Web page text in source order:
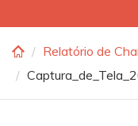
Relatório de